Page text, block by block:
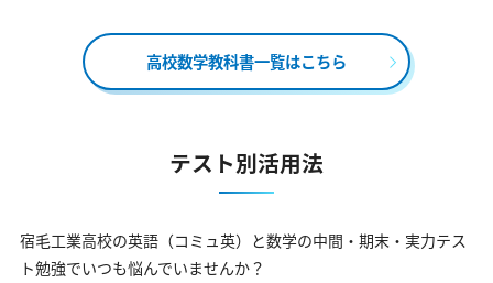
高校数学教科書一覧はこちら
テスト別活用法
宿毛工業高校の英語（コミュ英）と数学の中間・期末・実力テス
ト勉強でいつも悩んでいませんか？